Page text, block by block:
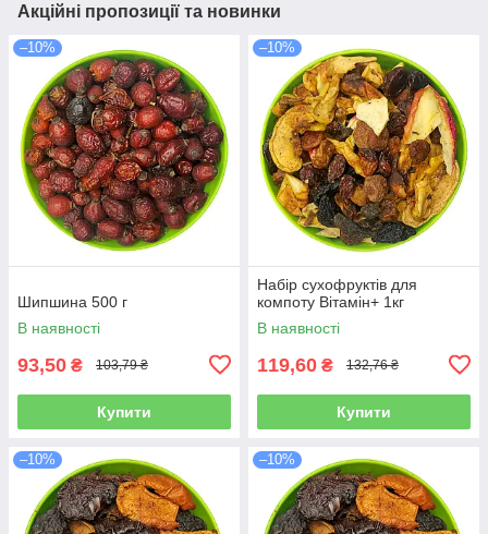
Акційні пропозиції та новинки
–10%
Шипшина 500 г
В наявності
93,50 ₴ 103,79 ₴
Купити
–10%
Набір сухофруктів для
компоту Вітамін+ 1кг
В наявності
119,60 ₴ 132,76 ₴
Купити
–10% –10%